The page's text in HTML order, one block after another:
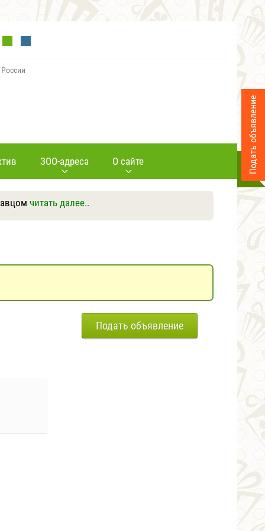
ЗОО-адреса О сайте
читать далее..
Подать объявление
Подать объявление